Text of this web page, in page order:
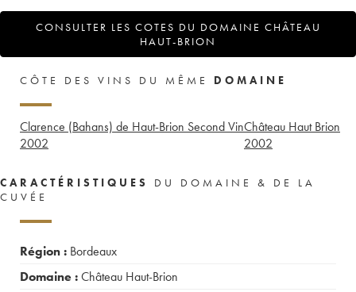
CONSULTER LES COTES DU DOMAINE CHÂTEAU
HAUT-BRION
CÔTE DES VINS DU MÊME DOMAINE
Clarence (Bahans) de Haut-Brion Second Vin
2002
Château Haut Brion
2002
CARACTÉRISTIQUES
DU DOMAINE & DE LA
CUVÉE
Région : Bordeaux
Domaine :Château Haut-Brion